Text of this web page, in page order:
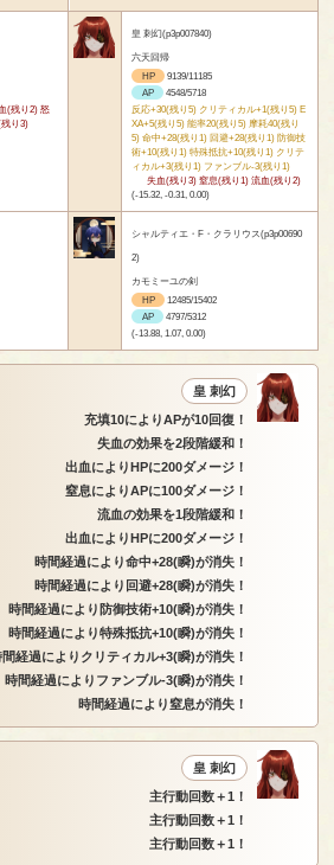
(残り2) 怒
り3)
皇 刺幻(p3p007840)
六天回帰
HP
9139/11185
AP
4548/5718
反応+30(残り5) クリティカル+1(残り5) E
XA+5(残り5) 能率20(残り5) 摩耗40(残り
5) 命中+28(残り1) 回避+28(残り1) 防御技
術+10(残り1) 特殊抵抗+10(残り1) クリテ
ィカル+3(残り1) ファンブル-3(残り1)
失血(残り3) 窒息(残り1) 流血(残り2)
(-15.32, -0.31, 0.00)
シャルティエ・F・クラリウス(p3p00690
2)
カモミーユの剣
HP
12485/15402
AP
4797/5312
(-13.88, 1.07, 0.00)
皇 刺幻
充填10によりAPが10回復！
失血の効果を2段階緩和！
出血によりHPに200ダメージ！
窒息によりAPに100ダメージ！
流血の効果を1段階緩和！
出血によりHPに200ダメージ！
時間経過により命中+28(瞬)が消失！
時間経過により回避+28(瞬)が消失！
時間経過により防御技術+10(瞬)が消失！
時間経過により特殊抵抗+10(瞬)が消失！
間経過によりクリティカル+3(瞬)が消失！
時間経過によりファンブル-3(瞬)が消失！
時間経過により窒息が消失！
皇 刺幻
主行動回数＋1！
主行動回数＋1！
主行動回数＋1！